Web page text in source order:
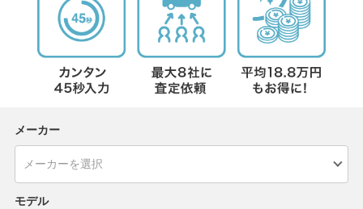
メーカー
モデル